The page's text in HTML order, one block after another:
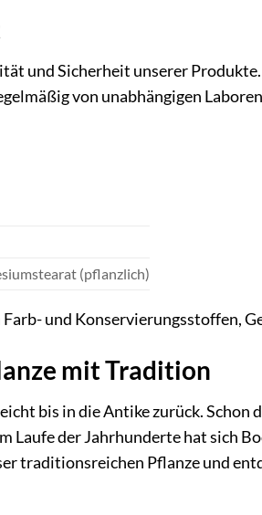
und Sicherheit unserer
von unabhängigen
(pflanzlich)
und Konservierungsstoffen,
mit Tradition
bis in die Antike zurück.
Laufe der Jahrhunderte hat sich
traditionsreichen Pflanze und